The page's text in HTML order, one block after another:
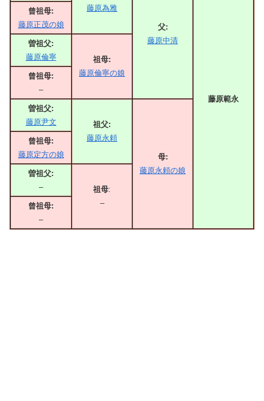
藤原為雅
父:
藤原中清
藤原範永
曾祖母:
藤原正茂の娘
曽祖父:
藤原倫寧
祖母:
藤原倫寧の娘
曾祖母:
–
曽祖父:
藤原尹文
祖父:
藤原永頼
母:
藤原永頼の娘
曾祖母:
藤原定方の娘
曽祖父:
–
祖母:
–
曾祖母:
–